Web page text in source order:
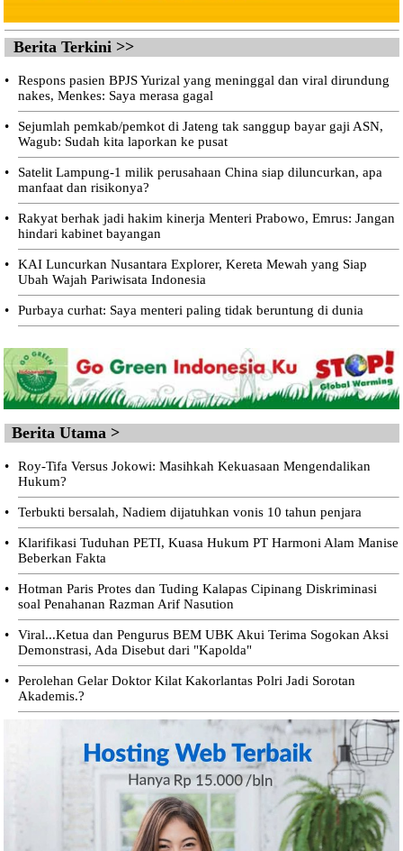
Berita Terkini >>
•
Respons pasien BPJS Yurizal yang meninggal dan viral dirundung
nakes, Menkes: Saya merasa gagal
•
Sejumlah pemkab/pemkot di Jateng tak sanggup bayar gaji ASN,
Wagub: Sudah kita laporkan ke pusat
•
Satelit Lampung-1 milik perusahaan China siap diluncurkan, apa
manfaat dan risikonya?
•
Rakyat berhak jadi hakim kinerja Menteri Prabowo, Emrus: Jangan
hindari kabinet bayangan
•
KAI Luncurkan Nusantara Explorer, Kereta Mewah yang Siap
Ubah Wajah Pariwisata Indonesia
• Purbaya curhat: Saya menteri paling tidak beruntung di dunia
Berita Utama >
•
Roy-Tifa Versus Jokowi: Masihkah Kekuasaan Mengendalikan
Hukum?
• Terbukti bersalah, Nadiem dijatuhkan vonis 10 tahun penjara
•
Klarifikasi Tuduhan PETI, Kuasa Hukum PT Harmoni Alam Manise
Beberkan Fakta
•
Hotman Paris Protes dan Tuding Kalapas Cipinang Diskriminasi
soal Penahanan Razman Arif Nasution
•
Viral...Ketua dan Pengurus BEM UBK Akui Terima Sogokan Aksi
Demonstrasi, Ada Disebut dari "Kapolda"
•
Perolehan Gelar Doktor Kilat Kakorlantas Polri Jadi Sorotan
Akademis.?